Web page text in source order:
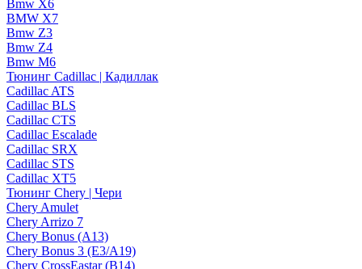
Bmw X6
BMW X7
Bmw Z3
Bmw Z4
Bmw М6
Тюнинг Cadillac | Кадиллак
Cadillac ATS
Cadillac BLS
Cadillac CTS
Cadillac Escalade
Cadillac SRX
Cadillac STS
Cadillac XT5
Тюнинг Chery | Чери
Chery Amulet
Chery Arrizo 7
Chery Bonus (A13)
Chery Bonus 3 (E3/A19)
Chery CrossEastar (B14)